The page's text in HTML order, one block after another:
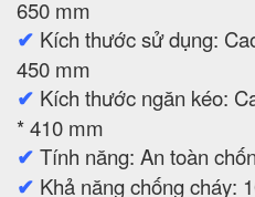
650 mm
✔ Kích thước sử dụng:
450 mm
✔ Kích thước ngăn kéo:
* 410 mm
✔ Tính năng: An toàn
✔ Khả năng chống cháy: